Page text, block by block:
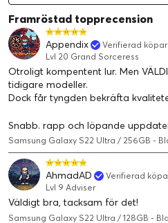
Framröstad topprecension
Appendix
Verifierad
Lvl 20 Grand Sorceress
Otroligt kompentent lur. Men
tidigare modeller.
Dock får tyngden bekräfta
Snabb. rapp och löpande
Samsung Galaxy S22 Ultra / 256GB -
AhmadAD
Verifierad
Lvl 9 Adviser
Väldigt bra, tacksam för det!
Samsung Galaxy S22 Ultra / 128GB -